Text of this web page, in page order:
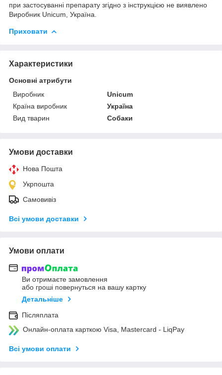
при застосуванні препарату згідно з інструкцією не виявлено
Виробник Unicum, Україна.
Приховати
Характеристики
Основні атрибути
Виробник
Unicum
Країна виробник
Україна
Вид тварин
Собаки
Умови доставки
Нова Пошта
Укрпошта
Самовивіз
Всі умови доставки
Умови оплати
Ви отримаєте замовлення
або гроші повернуться на вашу картку
Детальніше
Післяплата
Онлайн-оплата карткою Visa, Mastercard - LiqPay
Всі умови оплати